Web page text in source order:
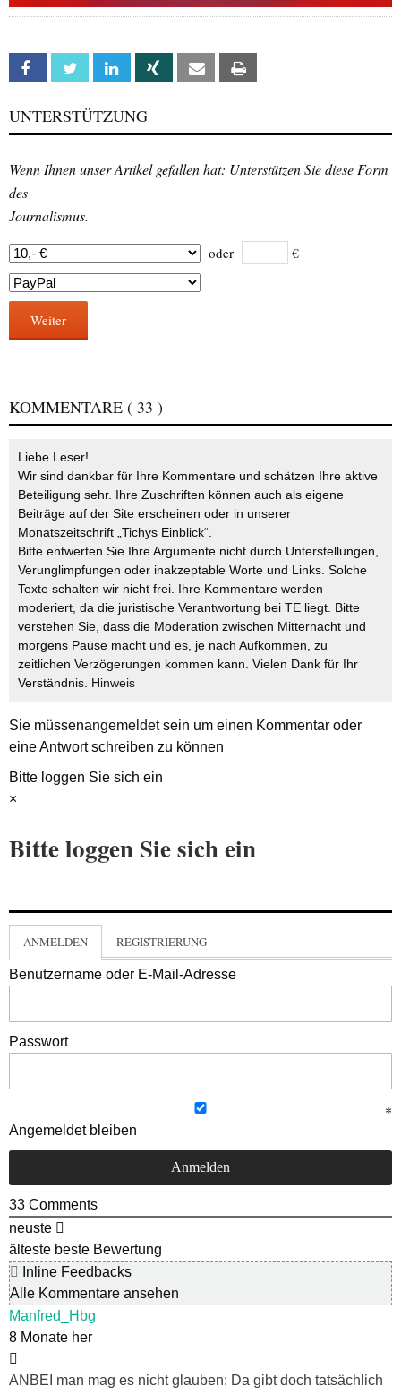
Facebook Twitter Linkedin Xing Email
UNTERSTÜTZUNG
Wenn Ihnen unser Artikel gefallen hat: Unterstützen Sie diese Form
des
Journalismus.
oder €
Weiter
KOMMENTARE ( 33 )
Liebe Leser!
Wir sind dankbar für Ihre Kommentare und schätzen Ihre aktive
Beteiligung sehr. Ihre Zuschriften können auch als eigene
Beiträge auf der Site erscheinen oder in unserer
Monatszeitschrift „Tichys Einblick“.
Bitte entwerten Sie Ihre Argumente nicht durch Unterstellungen,
Verunglimpfungen oder inakzeptable Worte und Links. Solche
Texte schalten wir nicht frei. Ihre Kommentare werden
moderiert, da die juristische Verantwortung bei TE liegt. Bitte
verstehen Sie, dass die Moderation zwischen Mitternacht und
morgens Pause macht und es, je nach Aufkommen, zu
zeitlichen Verzögerungen kommen kann. Vielen Dank für Ihr
Verständnis. Hinweis
Sie müssenangemeldetsein um einen Kommentar oder
eine Antwort schreiben zu können
Bitte loggen Sie sich ein
×
Bitte loggen Sie sich ein
ANMELDEN REGISTRIERUNG
Benutzername oder E-Mail-Adresse
Passwort
Angemeldet bleiben
33 Comments
neuste
älteste beste Bewertung
Inline Feedbacks
Alle Kommentare ansehen
Manfred_Hbg
8 Monate her
ANBEI man mag es nicht glauben: Da gibt doch tatsächlich